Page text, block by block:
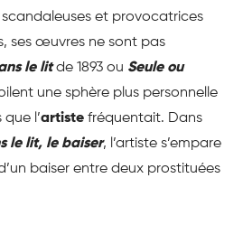
et provocatrices
ses œuvres ne sont pas
le litde 1893 ou Seule ou
une sphère plus personnelle
l’artiste fréquentait. Dans
le lit, le baiser, l’artiste s’empare
baiser entre deux prostituées